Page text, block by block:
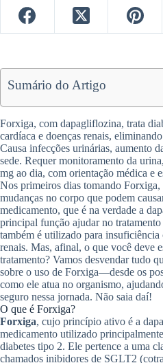
Sumário do Artigo
Forxiga, com dapagliflozina, trata
cardíaca e doenças renais,
Causa infecções urinárias, aumento
sede. Requer monitoramento da
mg ao dia, com orientação médica e
Nos primeiros dias tomando
mudanças no corpo que podem
medicamento, que é na verdade a
principal função ajudar no
também é utilizado para insuficiência
renais. Mas, afinal, o que você deve
tratamento? Vamos desvendar tudo
sobre o uso de Forxiga—desde os
como ele atua no organismo,
seguro nessa jornada. Não saia daí!
O que é Forxiga?
Forxiga, cujo princípio ativo é a
medicamento utilizado
diabetes tipo 2. Ele pertence a uma
chamados inibidores de SGLT2